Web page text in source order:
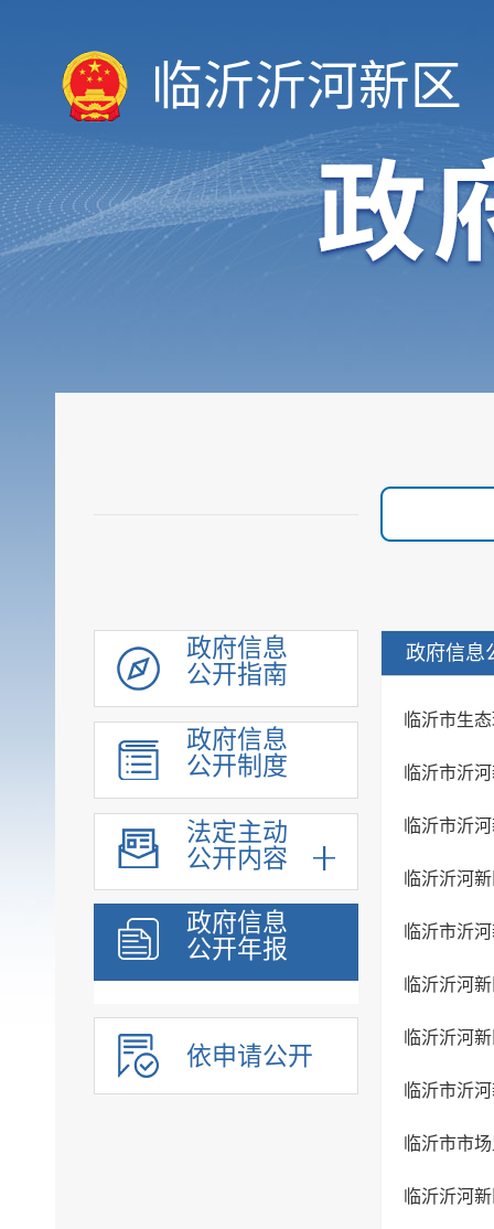
临沂沂河新区
政府信息
公开指南
政府信息
公开制度
法定主动
公开内容
政府信息
公开年报
依申请公开
政府信息
临沂市生
临沂市沂
临沂市沂
临沂沂河
临沂市沂
临沂沂河
临沂沂河
临沂市沂
临沂市市
临沂沂河